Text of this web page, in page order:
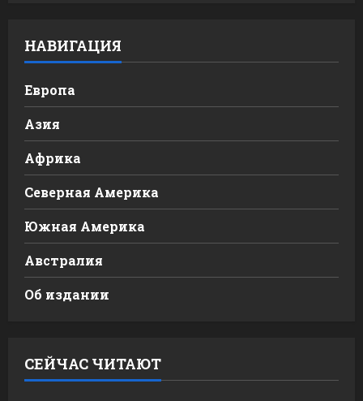
НАВИГАЦИЯ
Европа
Азия
Африка
Северная Америка
Южная Америка
Австралия
Об издании
СЕЙЧАС ЧИТАЮТ